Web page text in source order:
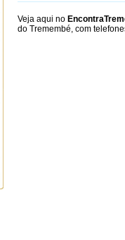
Veja aqui no
do Tremembé, com